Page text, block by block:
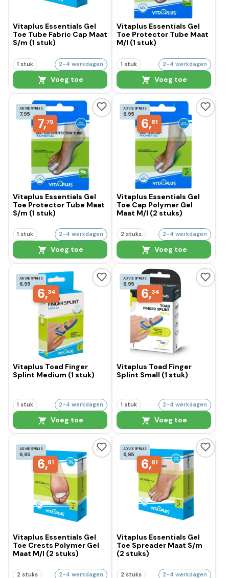
Vitaplus Essentials Gel
Toe Tube Fabric Cap Maat
S/m (1 stuk)
1 stuk 2-4 werkdagen
Voeg toe
Vitaplus Essentials Gel
Toe Protector Tube Maat
M/l (1 stuk)
1 stuk 2-4 werkdagen
Voeg toe
ADVIESPRIJS
7,95
7,79
Vitaplus Essentials Gel
Toe Protector Tube Maat
S/m (1 stuk)
1 stuk 2-4 werkdagen
Voeg toe
ADVIESPRIJS
6,95
6,81
Vitaplus Essentials Gel
Toe Cap Polymer Gel
Maat M/l (2 stuks)
2 stuks 2-4 werkdagen
Voeg toe
ADVIESPRIJS
6,95
6,34
Vitaplus Toad Finger
Splint Medium (1 stuk)
1 stuk 2-4 werkdagen
Voeg toe
ADVIESPRIJS
6,95
6,34
Vitaplus Toad Finger
Splint Small (1 stuk)
1 stuk 2-4 werkdagen
Voeg toe
ADVIESPRIJS
6,95
6,81
Vitaplus Essentials Gel
Toe Crests Polymer Gel
Maat M/l (2 stuks)
2 stuks 2-4 werkdagen
ADVIESPRIJS
6,95
6,81
Vitaplus Essentials Gel
Toe Spreader Maat S/m
(2 stuks)
2 stuks 2-4 werkdagen